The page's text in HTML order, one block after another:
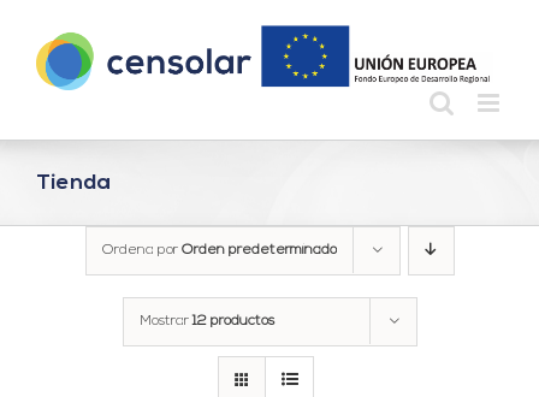
contenido
Tienda
Ordena por Orden predeterminado
Mostrar12 productos